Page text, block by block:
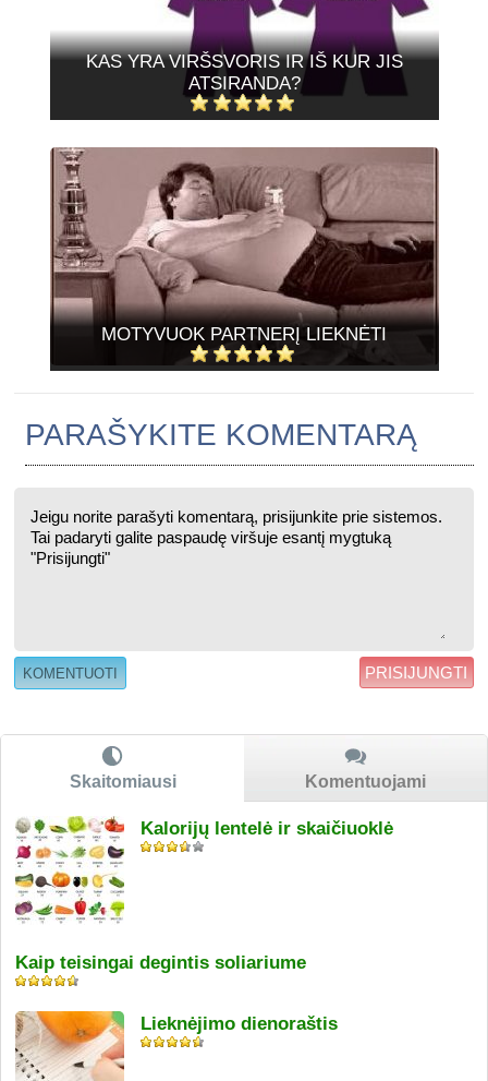
KAS YRA VIRŠSVORIS IR IŠ KUR JIS
ATSIRANDA?
MOTYVUOK PARTNERĮ LIEKNĖTI
PARAŠYKITE KOMENTARĄ
PRISIJUNGTI
Skaitomiausi Komentuojami
Kalorijų lentelė ir skaičiuoklė
Kaip teisingai degintis soliariume
Lieknėjimo dienoraštis